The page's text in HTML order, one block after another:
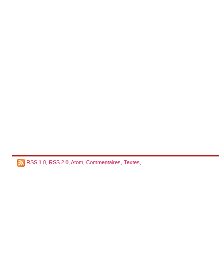
RSS 1.0 RSS 2.0 Atom Commentaires Textes